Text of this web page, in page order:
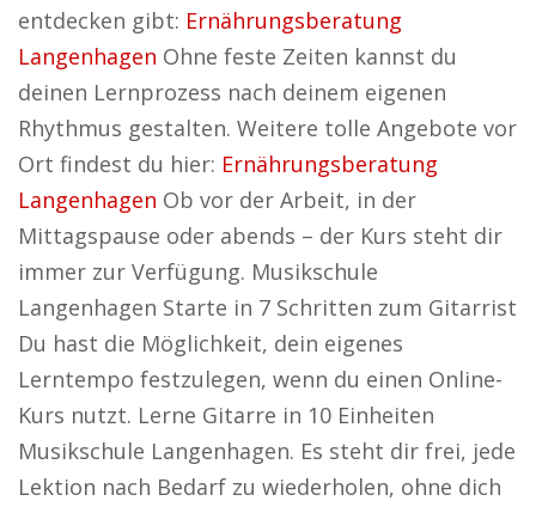
entdecken gibt: Ernährungsberatung
Langenhagen Ohne feste Zeiten kannst du
deinen Lernprozess nach deinem eigenen
Rhythmus gestalten. Weitere tolle Angebote vor
Ort findest du hier: Ernährungsberatung
Langenhagen Ob vor der Arbeit, in der
Mittagspause oder abends – der Kurs steht dir
immer zur Verfügung. Musikschule
Langenhagen Starte in 7 Schritten zum Gitarrist
Du hast die Möglichkeit, dein eigenes
Lerntempo festzulegen, wenn du einen Online-
Kurs nutzt. Lerne Gitarre in 10 Einheiten
Musikschule Langenhagen. Es steht dir frei, jede
Lektion nach Bedarf zu wiederholen, ohne dich